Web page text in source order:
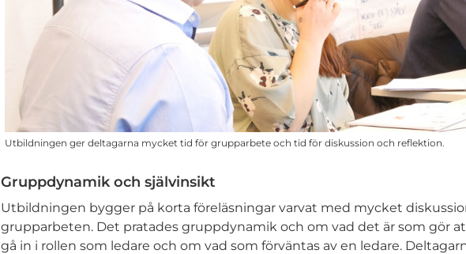
Utbildningen ger deltagarna mycket tid för grupparbete och tid för diskussion och reflektion.
Gruppdynamik och självinsikt
Utbildningen bygger på korta föreläsningar varvat med mycket
grupparbeten. Det pratades gruppdynamik och om vad det är som gör
gå in i rollen som ledare och om vad som förväntas av en ledare.